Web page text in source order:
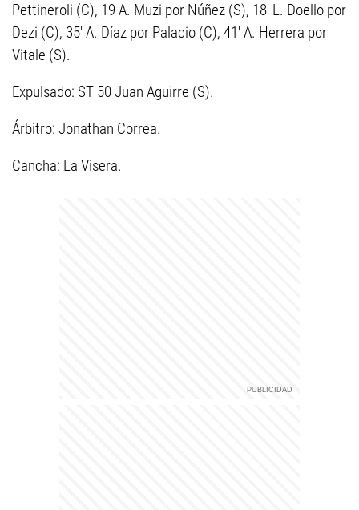
Pettineroli (C), 19 A. Muzi por Núñez (S), 18' L. Doello por
Dezi (C), 35' A. Díaz por Palacio (C), 41' A. Herrera por
Vitale (S).
Expulsado: ST 50 Juan Aguirre (S).
Árbitro: Jonathan Correa.
Cancha: La Visera.